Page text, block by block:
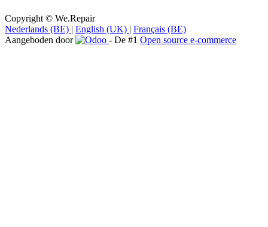
Copyright © We.Repair
Nederlands (BE) | English (UK) | Français (BE)
Aangeboden door
- De #1 Open source e-commerce